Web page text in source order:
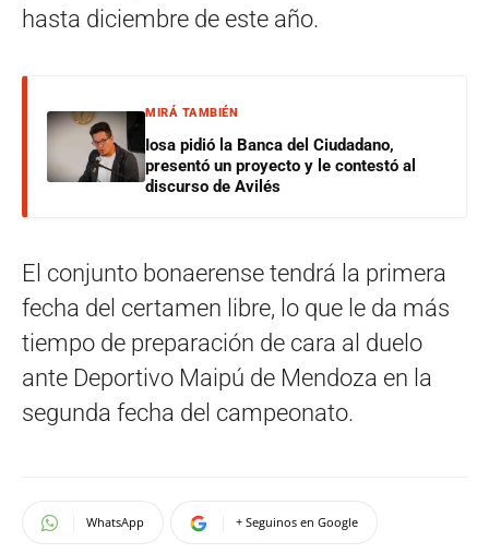
hasta diciembre de este año.
MIRÁ TAMBIÉN
Iosa pidió la Banca del Ciudadano,
presentó un proyecto y le contestó al
discurso de Avilés
El conjunto bonaerense tendrá la primera
fecha del certamen libre, lo que le da más
tiempo de preparación de cara al duelo
ante Deportivo Maipú de Mendoza en la
segunda fecha del campeonato.
WhatsApp + Seguinos en Google